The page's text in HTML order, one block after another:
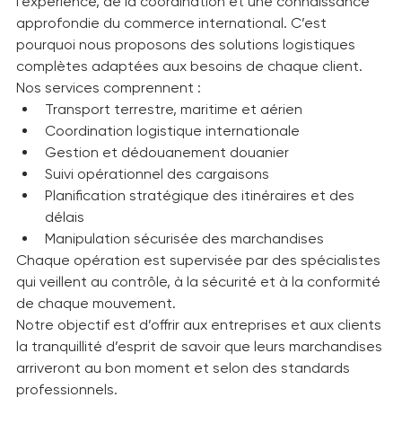
Le transport de marchandises nécessite de
l’expérience, de la coordination et une connaissance
approfondie du commerce international. C’est
pourquoi nous proposons des solutions logistiques
complètes adaptées aux besoins de chaque client.
Nos services comprennent :
Transport terrestre, maritime et aérien
Coordination logistique internationale
Gestion et dédouanement douanier
Suivi opérationnel des cargaisons
Planification stratégique des itinéraires et des
délais
Manipulation sécurisée des marchandises
Chaque opération est supervisée par des spécialistes
qui veillent au contrôle, à la sécurité et à la conformité
de chaque mouvement.
Notre objectif est d’offrir aux entreprises et aux clients
la tranquillité d’esprit de savoir que leurs marchandises
arriveront au bon moment et selon des standards